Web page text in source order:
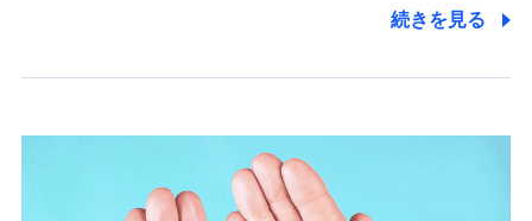
るために利用させていただくことがあります。）
上記に係る連絡・手続き・管理等付帯業務を行うため
上記に係る連絡・手続き・管理等付帯業務を行うため
4.家族・友達紹介にて取得した個人情報
続きを見る